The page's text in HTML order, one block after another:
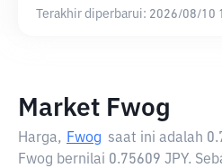
Terakhir diperbarui: 2026/08/10
Market Fwog
Harga, Fwog saat ini adalah
Fwog bernilai 0.75609 JPY.